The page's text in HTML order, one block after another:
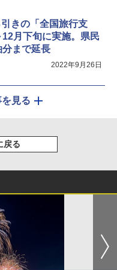
きの「全国旅行支
月下旬に実施。県民
まで延長
2022年9月26日
見る
戻る